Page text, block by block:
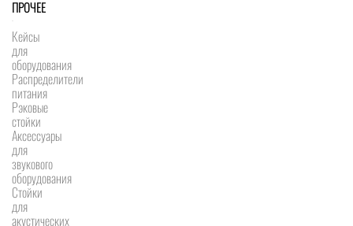
ПРОЧЕЕ
Кейсы
для
оборудования
Распределители
питания
Рэковые
стойки
Аксессуары
для
звукового
оборудования
Стойки
для
акустических